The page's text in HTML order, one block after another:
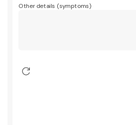
Other details (symptoms)